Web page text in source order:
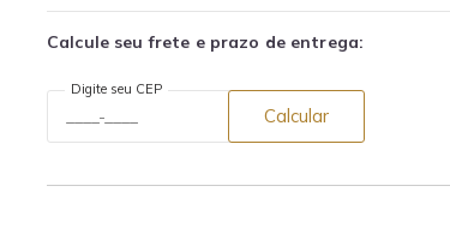
Calcule seu frete e prazo de entrega:
Digite seu CEP
Calcular